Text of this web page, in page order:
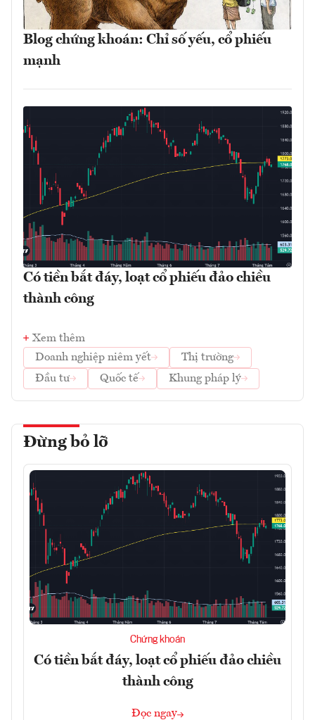
Blog chứng khoán: Chỉ số yếu, cổ phiếu
mạnh
Có tiền bắt đáy, loạt cổ phiếu đảo chiều
thành công
Xem thêm
Doanh nghiệp niêm yết
Thị trường
Đầu tư
Quốc tế Khung pháp lý
Đừng bỏ lỡ
Chứng khoán
Có tiền bắt đáy, loạt cổ phiếu đảo chiều
thành công
Đọc ngay